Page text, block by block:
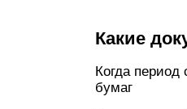
Какие
Когда период
бумаг